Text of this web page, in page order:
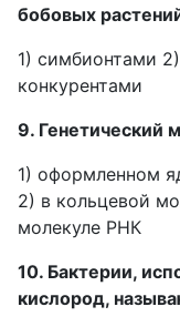
бобовых
1) симбионтами
конкурентами
9. Генетический
1) оформленном
2) в кольцевой
молекуле РНК
10. Бактерии,
кислород,